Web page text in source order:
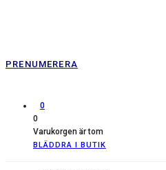
PRENUMERERA
0
0
Varukorgen är tom
BLÄDDRA I BUTIK